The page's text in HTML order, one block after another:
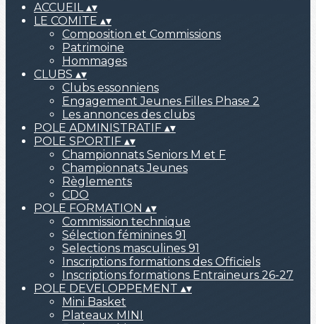
ACCUEIL▴▾
LE COMITE ▴▾
Composition et Commissions
Patrimoine
Hommages
CLUBS ▴▾
Clubs essonniens
Engagement Jeunes Filles Phase 2
Les annonces des clubs
POLE ADMINISTRATIF ▴▾
POLE SPORTIF ▴▾
Championnats Seniors M et F
Championnats Jeunes
Règlements
CDO
POLE FORMATION ▴▾
Commission technique
Sélection féminines 91
Selections masculines 91
Inscriptions formations des Officiels
Inscriptions formations Entraineurs 26-27
POLE DEVELOPPEMENT ▴▾
Mini Basket
Plateaux MINI